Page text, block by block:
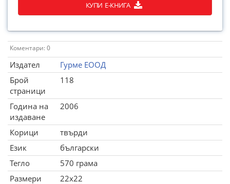
КУПИ Е-КНИГА
Коментари: 0
Издател
Гурме ЕООД
Брой
страници
118
Година на
издаване
2006
Корици
твърди
Език
български
Тегло
570 грама
Размери
22x22